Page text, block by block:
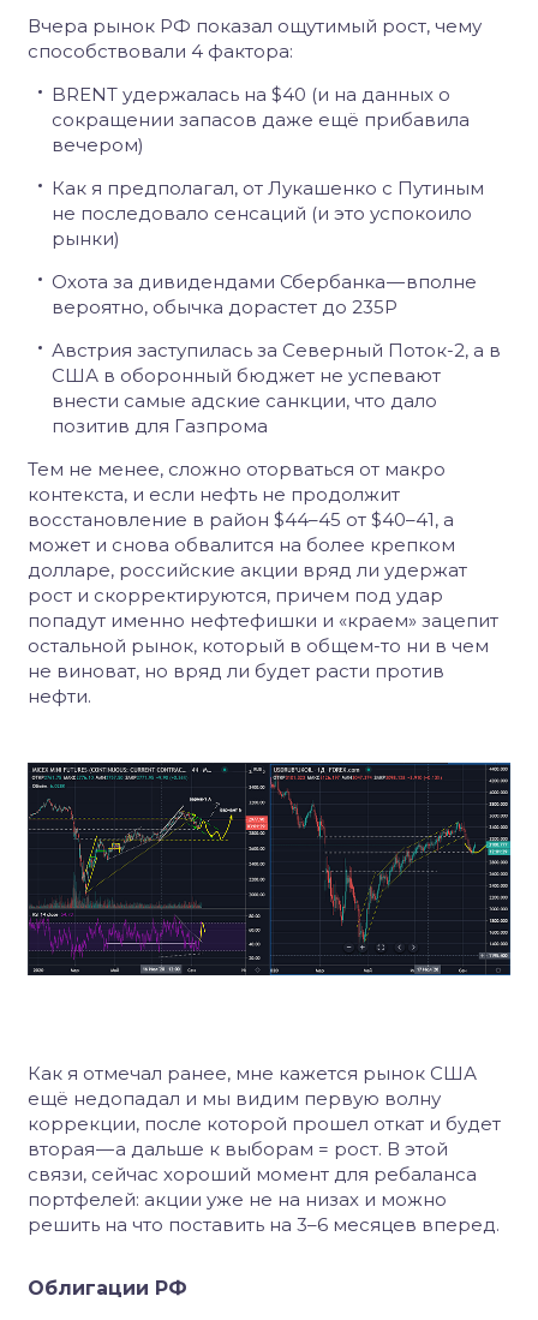
Вчера рынок РФ показал ощутимый рост, чему
способствовали 4 фактора:
BRENT удержалась на $40 (и на данных о
сокращении запасов даже ещё прибавила
вечером)
Как я предполагал, от Лукашенко с Путиным
не последовало сенсаций (и это успокоило
рынки)
Охота за дивидендами Сбербанка — вполне
вероятно, обычка дорастет до 235Р
Австрия заступилась за Северный Поток-2, а в
США в оборонный бюджет не успевают
внести самые адские санкции, что дало
позитив для Газпрома
Тем не менее, сложно оторваться от макро
контекста, и если нефть не продолжит
восстановление в район $44–45 от $40–41, а
может и снова обвалится на более крепком
долларе, российские акции вряд ли удержат
рост и скорректируются, причем под удар
попадут именно нефтефишки и «краем» зацепит
остальной рынок, который в общем-то ни в чем
не виноват, но вряд ли будет расти против
нефти.
Как я отмечал ранее, мне кажется рынок США
ещё недопадал и мы видим первую волну
коррекции, после которой прошел откат и будет
вторая — а дальше к выборам = рост. В этой
связи, сейчас хороший момент для ребаланса
портфелей: акции уже не на низах и можно
решить на что поставить на 3–6 месяцев вперед.
Облигации РФ